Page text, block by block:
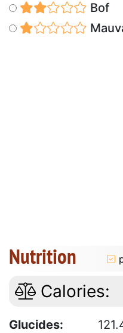
Bof
Nutrition
Calories:
Glucides: